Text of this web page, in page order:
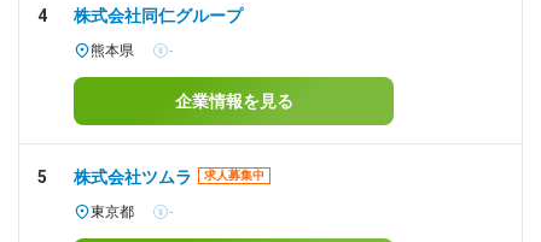
4 株式会社同仁グループ
熊本県 -
企業情報を見る
5 株式会社ツムラ 求人募集中
東京都 -